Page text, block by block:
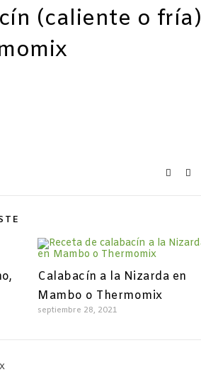
(caliente o fría)
Calabacín a la Nizarda en
Mambo o Thermomix
septiembre 28, 2021